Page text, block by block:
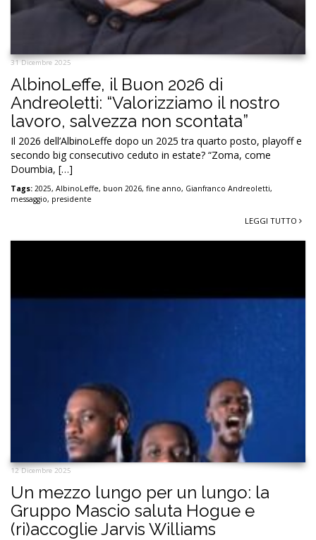
31 Dicembre 2025
AlbinoLeffe, il Buon 2026 di
Andreoletti: “Valorizziamo il nostro
lavoro, salvezza non scontata”
Il 2026 dell’AlbinoLeffe dopo un 2025 tra quarto posto, playoff e
secondo big consecutivo ceduto in estate? “Zoma, come
Doumbia, […]
Tags: 2025, AlbinoLeffe, buon 2026, fine anno, Gianfranco Andreoletti,
messaggio, presidente
LEGGI TUTTO
12 Dicembre 2025
Un mezzo lungo per un lungo: la
Gruppo Mascio saluta Hogue e
(ri)accoglie Jarvis Williams